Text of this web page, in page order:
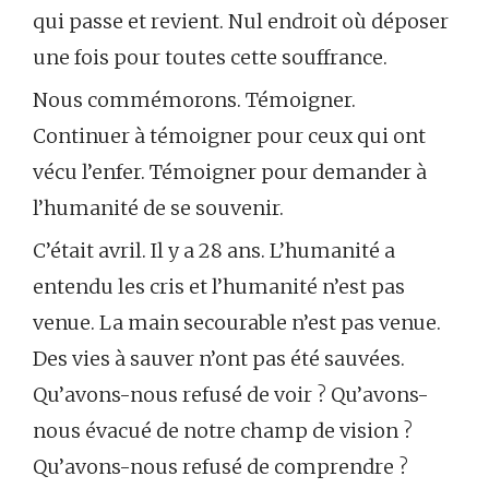
qui passe et revient. Nul endroit où déposer
une fois pour toutes cette souffrance.
Nous commémorons. Témoigner.
Continuer à témoigner pour ceux qui ont
vécu l’enfer. Témoigner pour demander à
l’humanité de se souvenir.
C’était avril. Il y a 28 ans. L’humanité a
entendu les cris et l’humanité n’est pas
venue. La main secourable n’est pas venue.
Des vies à sauver n’ont pas été sauvées.
Qu’avons-nous refusé de voir ? Qu’avons-
nous évacué de notre champ de vision ?
Qu’avons-nous refusé de comprendre ?